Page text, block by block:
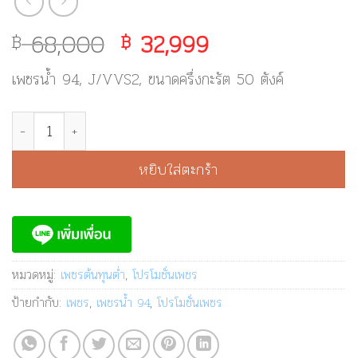
฿68,000 Original
price
was:
฿32,999Current
price
is:
เพชรน้ำ 94, J/VVS2, ขนาดครึ่งกะรัต 50 ตังค์
จำนวน เพชรน้ำ 94 ขนาด 50 ตังค์ - GD1877 ชิ้น
หยิบใส่ตะกร้า
หมวดหมู่: เพชรต้นทุนต่ำ, โปรโมชั่นเพชร
ป้ายกำกับ: เพชร, เพชรน้ำ 94, โปรโมชั่นเพชร